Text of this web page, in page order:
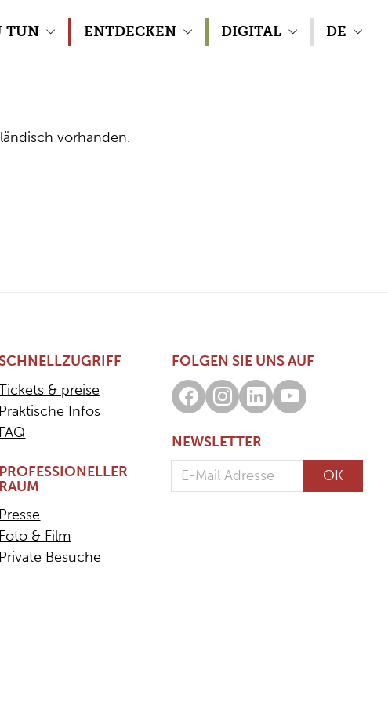
TUN ENTDECKEN DIGITAL DE
vorhanden.
& preise
Praktische Infos
FAQ
PROFESSIONELLER
RAUM
Presse
Foto & Film
Private Besuche
FOLGEN SIE UNS AUF
Facebook
Instagram
LinkedInYoutube
NEWSLETTER
E-Mail Adresse
OK